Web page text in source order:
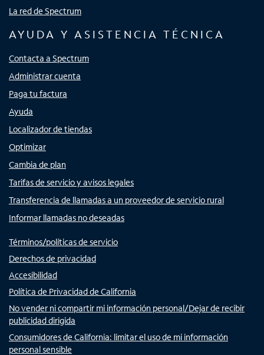
La red de Spectrum
AYUDA Y ASISTENCIA TÉCNICA
Contacta a Spectrum
Administrar cuenta
Paga tu factura
Ayuda
Localizador de tiendas
Optimizar
Cambia de plan
Tarifas de servicio y avisos legales
Transferencia de llamadas a un proveedor de servicio rural
Informar llamadas no deseadas
Términos/políticas de servicio
Derechos de privacidad
Accesibilidad
Política de Privacidad de California
No vender ni compartir mi información personal/Dejar de recibir
publicidad dirigida
Consumidores de California: limitar el uso de mi información
personal sensible